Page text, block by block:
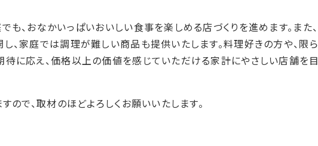
、おなかいっぱいおいしい食事を楽しめる店づくりを進めます。また、
、家庭では調理が難しい商品も提供いたします。料理好きの方や、限ら
に応え、価格以上の価値を感じていただける家計にやさしい店舗を目
ので、取材のほどよろしくお願いいたします。